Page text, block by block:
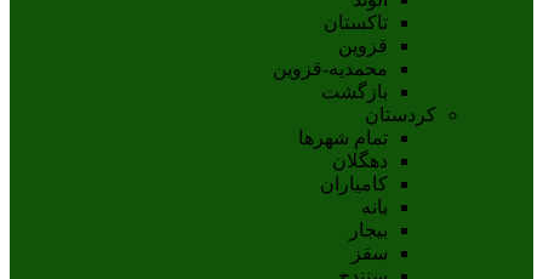
تاکستان
قزوين
محمديه-قزوين
بازگشت
کردستان
تمام شهر‌ها
دهگلان
کامیاران
بانه
بيجار
سقز